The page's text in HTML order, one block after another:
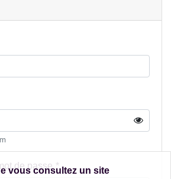
de passe
vous consultez un site